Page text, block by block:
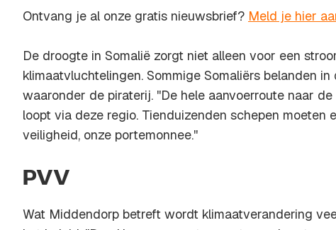
Ontvang je al onze gratis nieuwsbrief? Meld je hier
De droogte in Somalië zorgt niet alleen voor een
klimaatvluchtelingen. Sommige Somaliërs belanden in
waaronder de piraterij. ''De hele aanvoerroute naar
loopt via deze regio. Tienduizenden schepen moeten
veiligheid, onze portemonnee.''
PVV
Wat Middendorp betreft wordt klimaatverandering